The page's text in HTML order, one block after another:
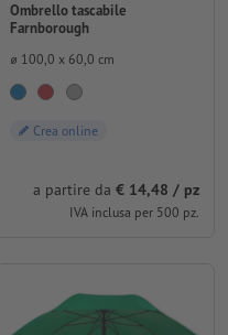
Ombrello tascabile
Farnborough
⌀ 100,0 x 60,0 cm
Crea online
a partire da € 14,48 / pz
IVA inclusa per 500 pz.